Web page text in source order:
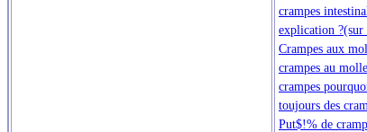
crampes
explication ?(sur
Crampes aux
crampes au
crampes
toujours des
Put$!% de